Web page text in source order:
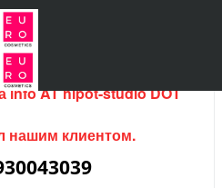
сайт) продается, для
info AT hipot-studio DOT
нашим клиентом.